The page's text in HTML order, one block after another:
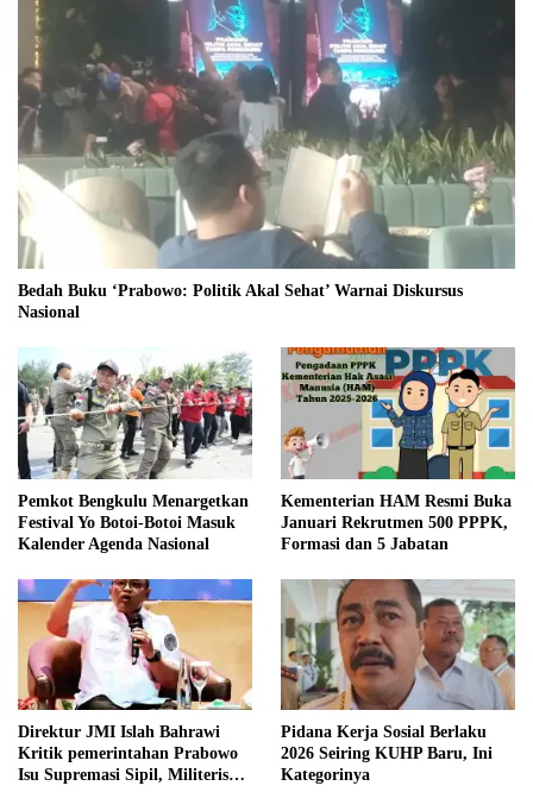
Bedah Buku ‘Prabowo: Politik Akal Sehat’ Warnai Diskursus
Nasional
Pemkot Bengkulu Menargetkan
Festival Yo Botoi-Botoi Masuk
Kalender Agenda Nasional
Kementerian HAM Resmi Buka
Januari Rekrutmen 500 PPPK,
Formasi dan 5 Jabatan
Direktur JMI Islah Bahrawi
Kritik pemerintahan Prabowo
Isu Supremasi Sipil, Militerisasi,
Pidana Kerja Sosial Berlaku
2026 Seiring KUHP Baru, Ini
Kategorinya